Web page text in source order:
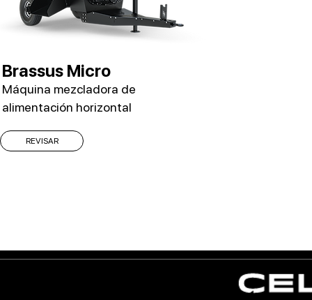
Brassus Micro
Máquina mezcladora de
alimentación horizontal
REVISAR